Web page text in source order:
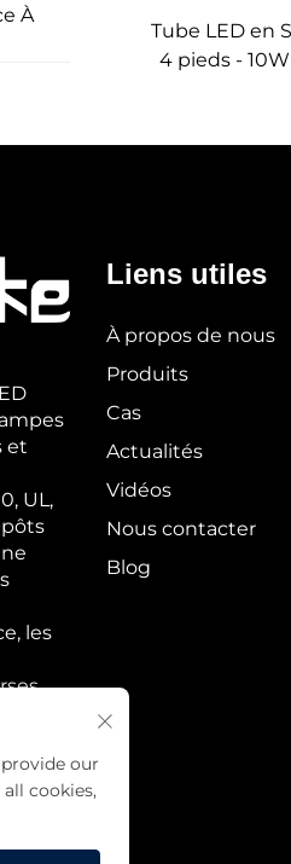
À
Tube LED en
4 pieds - 10W
pour
et
UL,
les
Liens utiles
À propos de nous
Produits
Cas
Actualités
Vidéos
Nous contacter
Blog
our
cookies,